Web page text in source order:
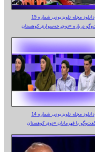
دانلود مجله تلویزیونی شماره 15
دانلود مجله تلویزیونی شماره 14